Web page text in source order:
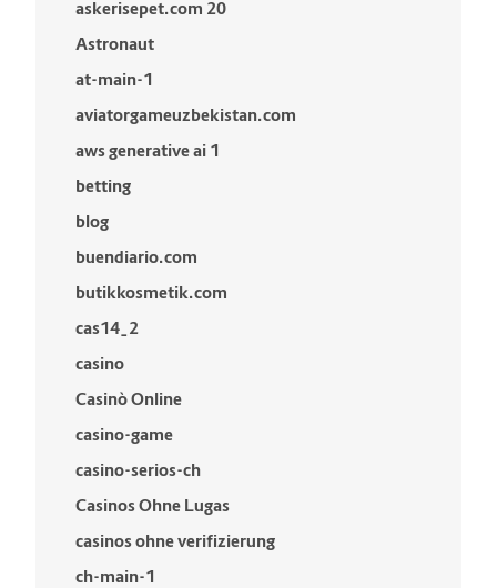
askerisepet.com 20
Astronaut
at-main-1
aviatorgameuzbekistan.com
aws generative ai 1
betting
blog
buendiario.com
butikkosmetik.com
cas14_2
casino
Casinò Online
casino-game
casino-serios-ch
Casinos Ohne Lugas
casinos ohne verifizierung
ch-main-1